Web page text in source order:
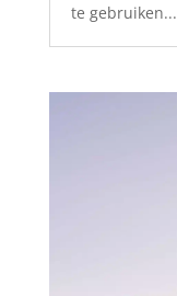
te gebruiken...